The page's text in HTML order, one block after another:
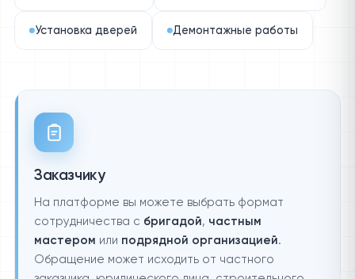
Установка дверей Демонтажные работы
Заказчику
На платформе вы можете выбрать формат
сотрудничества с бригадой, частным
мастером или подрядной организацией.
Обращение может исходить от частного